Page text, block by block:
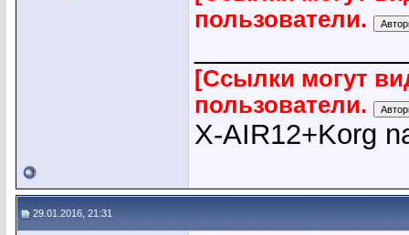
пользователи.
[Ссылки могут
пользователи.
X-AIR12+Korg
29.01.2016, 21:31